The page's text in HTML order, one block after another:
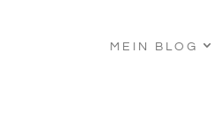
MEIN BLOG